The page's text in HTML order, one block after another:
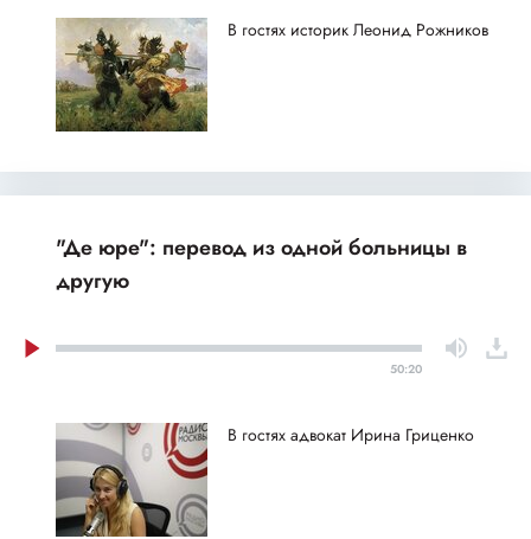
В гостях историк Леонид Рожников
"Де юре": перевод из одной больницы в
другую
50:20
В гостях адвокат Ирина Гриценко